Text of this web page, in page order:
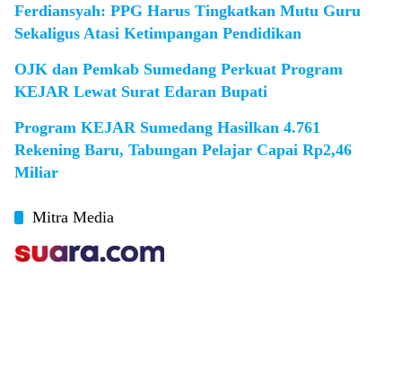
Ferdiansyah: PPG Harus Tingkatkan Mutu Guru
Sekaligus Atasi Ketimpangan Pendidikan
OJK dan Pemkab Sumedang Perkuat Program
KEJAR Lewat Surat Edaran Bupati
Program KEJAR Sumedang Hasilkan 4.761
Rekening Baru, Tabungan Pelajar Capai Rp2,46
Miliar
Mitra Media